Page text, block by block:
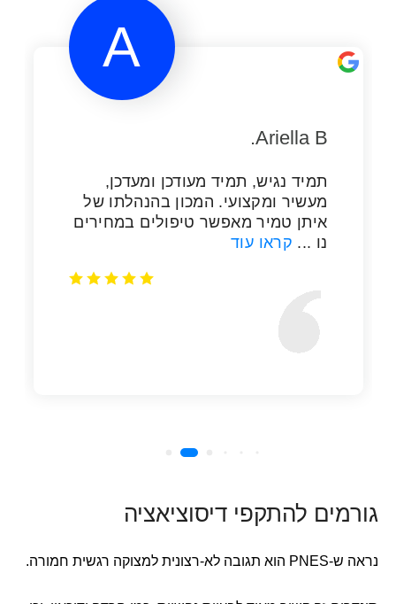
גורמים להתקפי דיסוציאציה
נראה ש-PNES הוא תגובה לא-רצונית למצוקה רגשית חמורה.